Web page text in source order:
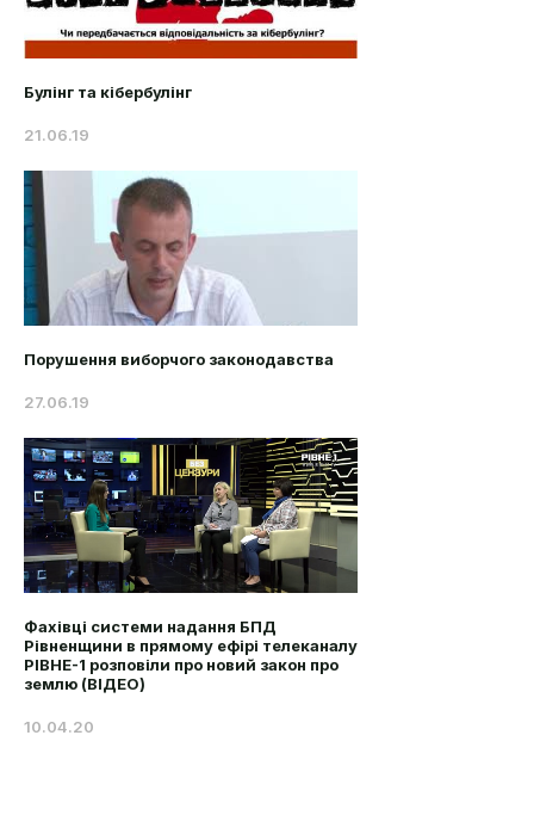
Булінг та кібербулінг
21.06.19
Порушення виборчого законодавства
27.06.19
Фахівці системи надання БПД
Рівненщини в прямому ефірі телеканалу
РІВНЕ-1 розповіли про новий закон про
землю (ВІДЕО)
10.04.20